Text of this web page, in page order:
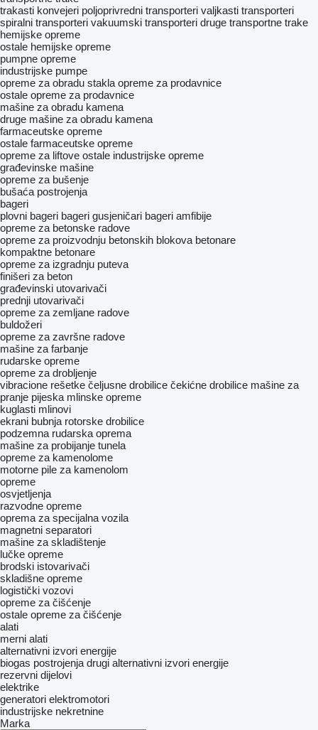
trakasti konvejeri poljoprivredni transporteri valjkasti transporteri
spiralni transporteri vakuumski transporteri druge transportne trake
hemijske opreme
ostale hemijske opreme
pumpne opreme
industrijske pumpe
opreme za obradu stakla opreme za prodavnice
ostale opreme za prodavnice
mašine za obradu kamena
druge mašine za obradu kamena
farmaceutske opreme
ostale farmaceutske opreme
opreme za liftove ostale industrijske opreme
građevinske mašine
opreme za bušenje
bušaća postrojenja
bageri
plovni bageri bageri gusjeničari bageri amfibije
opreme za betonske radove
opreme za proizvodnju betonskih blokova betonare
kompaktne betonare
opreme za izgradnju puteva
finišeri za beton
građevinski utovarivači
prednji utovarivači
opreme za zemljane radove
buldožeri
opreme za završne radove
mašine za farbanje
rudarske opreme
opreme za drobljenje
vibracione rešetke čeljusne drobilice čekićne drobilice mašine za
pranje pijeska mlinske opreme
kuglasti mlinovi
ekrani bubnja rotorske drobilice
podzemna rudarska oprema
mašine za probijanje tunela
opreme za kamenolome
motorne pile za kamenolom
opreme
osvjetljenja
razvodne opreme
oprema za specijalna vozila
magnetni separatori
mašine za skladištenje
lučke opreme
brodski istovarivači
skladišne opreme
logistički vozovi
opreme za čišćenje
ostale opreme za čišćenje
alati
merni alati
alternativni izvori energije
biogas postrojenja drugi alternativni izvori energije
rezervni dijelovi
elektrike
generatori elektromotori
industrijske nekretnine
Marka